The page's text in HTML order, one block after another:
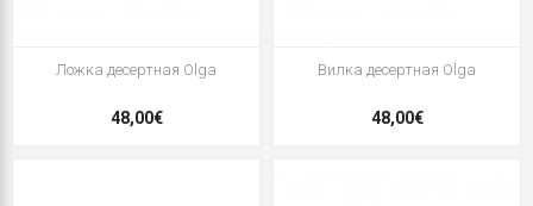
Ложка десертная Olga
48,00€
Вилка десертная Olga
48,00€